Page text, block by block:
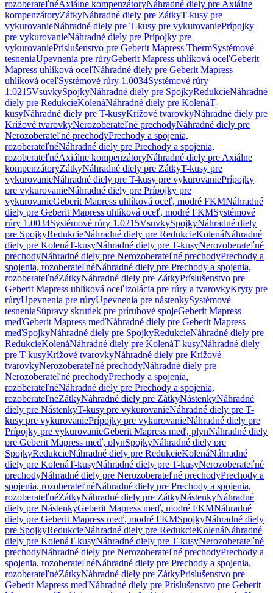
rozoberateľnéAxiálne kompenzátoryNáhradné diely pre Axiálne
kompenzátoryZátkyNáhradné diely pre ZátkyT-kusy pre
vykurovanieNáhradné diely pre T-kusy pre vykurovaniePrípojky
pre vykurovanieNáhradné diely pre Prípojky pre
vykurovaniePríslušenstvo pre Geberit Mapress ThermSystémové
tesneniaUpevnenia pre rúryGeberit Mapress uhlíková oceľGeberit
Mapress uhlíková oceľNáhradné diely pre Geberit Mapress
uhlíková oceľSystémové rúry 1.0034Systémové rúry
1.0215VsuvkySpojkyNáhradné diely pre SpojkyRedukcieNáhradné
diely pre RedukcieKolenáNáhradné diely pre KolenáT-
kusyNáhradné diely pre T-kusyKrížové tvarovkyNáhradné diely pre
Krížové tvarovkyNerozoberateľné prechodyNáhradné diely pre
Nerozoberateľné prechodyPrechody a spojenia,
rozoberateľnéNáhradné diely pre Prechody a spojenia,
rozoberateľnéAxiálne kompenzátoryNáhradné diely pre Axiálne
kompenzátoryZátkyNáhradné diely pre ZátkyT-kusy pre
vykurovanieNáhradné diely pre T-kusy pre vykurovaniePrípojky
pre vykurovanieNáhradné diely pre Prípojky pre
vykurovanieGeberit Mapress uhlíková oceľ, modré FKMNáhradné
diely pre Geberit Mapress uhlíková oceľ, modré FKMSystémové
rúry 1.0034Systémové rúry 1.0215VsuvkySpojkyNáhradné diely
pre SpojkyRedukcieNáhradné diely pre RedukcieKolenáNáhradné
diely pre KolenáT-kusyNáhradné diely pre T-kusyNerozoberateľné
prechodyNáhradné diely pre Nerozoberateľné prechodyPrechody a
spojenia, rozoberateľnéNáhradné diely pre Prechody a spojenia,
rozoberateľnéZátkyNáhradné diely pre ZátkyPríslušenstvo pre
Geberit Mapress uhlíková oceľIzolácia pre rúry a tvarovkyKryty pre
rúryUpevnenia pre rúryUpevnenia pre nástenkySystémové
tesneniaSúpravy skrutiek pre prírubové spojeGeberit Mapress
meďGeberit Mapress meďNáhradné diely pre Geberit Mapress
meďSpojkyNáhradné diely pre SpojkyRedukcieNáhradné diely pre
RedukcieKolenáNáhradné diely pre KolenáT-kusyNáhradné diely
pre T-kusyKrížové tvarovkyNáhradné diely pre Krížové
tvarovkyNerozoberateľné prechodyNáhradné diely pre
Nerozoberateľné prechodyPrechody a spojenia,
rozoberateľnéNáhradné diely pre Prechody a spojenia,
rozoberateľnéZátkyNáhradné diely pre ZátkyNástenkyNáhradné
diely pre NástenkyT-kusy pre vykurovanieNáhradné diely pre T-
kusy pre vykurovaniePrípojky pre vykurovanieNáhradné diely pre
Prípojky pre vykurovanieGeberit Mapress meď, plynNáhradné diely
pre Geberit Mapress meď, plynSpojkyNáhradné diely pre
SpojkyRedukcieNáhradné diely pre RedukcieKolenáNáhradné
diely pre KolenáT-kusyNáhradné diely pre T-kusyNerozoberateľné
prechodyNáhradné diely pre Nerozoberateľné prechodyPrechody a
spojenia, rozoberateľnéNáhradné diely pre Prechody a spojenia,
rozoberateľnéZátkyNáhradné diely pre ZátkyNástenkyNáhradné
diely pre NástenkyGeberit Mapress meď, modré FKMNáhradné
diely pre Geberit Mapress meď, modré FKMSpojkyNáhradné diely
pre SpojkyRedukcieNáhradné diely pre RedukcieKolenáNáhradné
diely pre KolenáT-kusyNáhradné diely pre T-kusyNerozoberateľné
prechodyNáhradné diely pre Nerozoberateľné prechodyPrechody a
spojenia, rozoberateľnéNáhradné diely pre Prechody a spojenia,
rozoberateľnéZátkyNáhradné diely pre ZátkyPríslušenstvo pre
Geberit Mapress meďNáhradné diely pre Príslušenstvo pre Geberit